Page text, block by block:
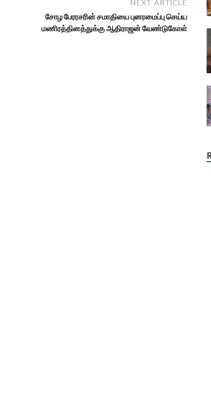
NEXT ARTICLE
சோழ பேரரசரின் சமாதியை புனரமைப்பு செய்ய
மணிரத்தினத்துக்கு ஆதிராஜன் வேண்டுகோள்